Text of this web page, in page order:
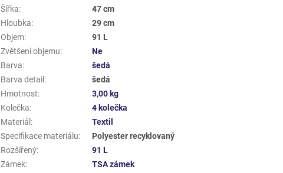
Šířka:
47 cm
Hloubka:
29 cm
Objem:
91 L
Zvětšení objemu:
Ne
Barva:
šedá
Barva detail:
šedá
Hmotnost:
3,00 kg
Kolečka:
4 kolečka
Materiál:
Textil
Specifikace materiálu:
Polyester recyklovaný
Rozšířený:
91 L
Zámek:
TSA zámek